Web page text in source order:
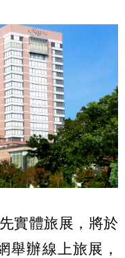
實體旅展，將於
舉辦線上旅展，